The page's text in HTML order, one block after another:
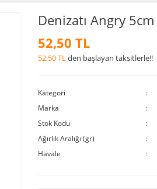
Denizatı Angry
52,50 TL
52,50 TL den başlayan taksitlerle!!
Kategori
Marka
Stok Kodu
Ağırlık Aralığı (gr)
Havale